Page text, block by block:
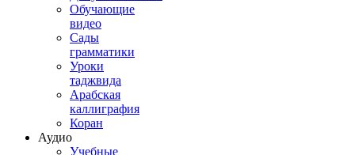
Обучающие
видео
Сады
грамматики
Уроки
таджвида
Арабская
каллиграфия
Коран
Аудио
Учебные